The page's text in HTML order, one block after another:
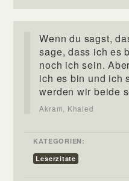
Wenn du sagst,
sage, dass ich es
noch ich sein.
ich es bin und ich
werden wir beide
Akram, Khaled
KATEGORIEN:
Leserzitate